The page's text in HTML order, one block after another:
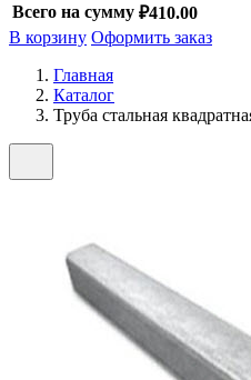
Всего на сумму ₽410.00
В корзину Оформить заказ
Главная
Каталог
Труба стальная